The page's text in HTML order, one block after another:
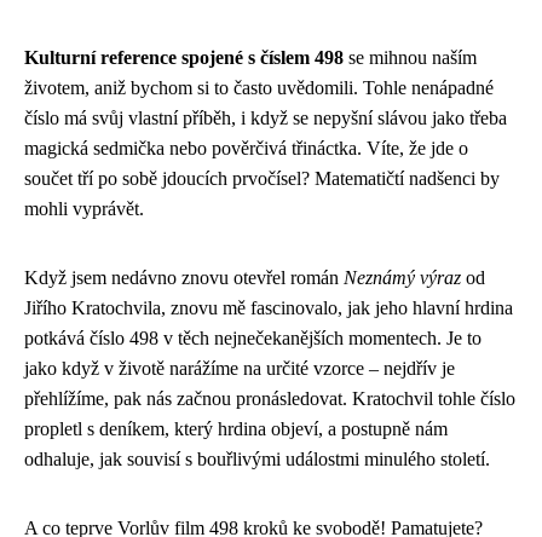
Kulturní reference spojené s číslem 498 se mihnou naším
životem, aniž bychom si to často uvědomili. Tohle nenápadné
číslo má svůj vlastní příběh, i když se nepyšní slávou jako třeba
magická sedmička nebo pověrčivá třináctka. Víte, že jde o
součet tří po sobě jdoucích prvočísel? Matematičtí nadšenci by
mohli vyprávět.
Když jsem nedávno znovu otevřel román Neznámý výraz od
Jiřího Kratochvila, znovu mě fascinovalo, jak jeho hlavní hrdina
potkává číslo 498 v těch nejnečekanějších momentech. Je to
jako když v životě narážíme na určité vzorce – nejdřív je
přehlížíme, pak nás začnou pronásledovat. Kratochvil tohle číslo
propletl s deníkem, který hrdina objeví, a postupně nám
odhaluje, jak souvisí s bouřlivými událostmi minulého století.
A co teprve Vorlův film 498 kroků ke svobodě! Pamatujete?